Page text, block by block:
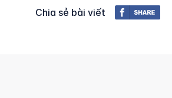
Chia sẻ bài viết